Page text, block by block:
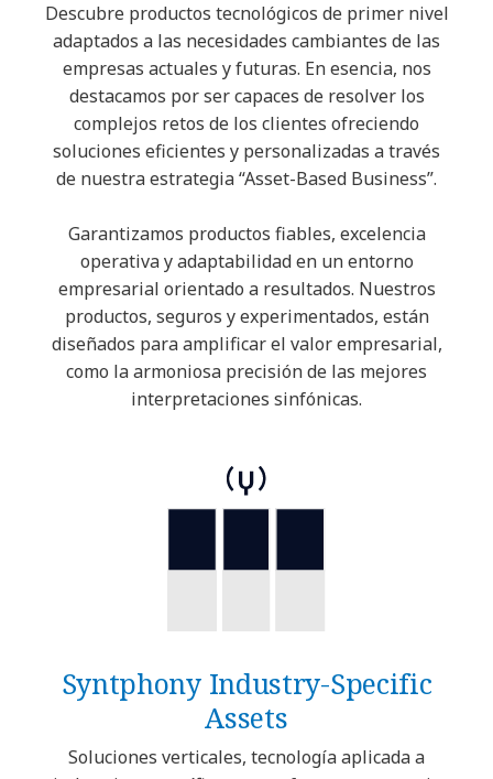
Descubre productos tecnológicos de primer nivel
adaptados a las necesidades cambiantes de las
empresas actuales y futuras. En esencia, nos
destacamos por ser capaces de resolver los
complejos retos de los clientes ofreciendo
soluciones eficientes y personalizadas a través
de nuestra estrategia “Asset-Based Business”.
Garantizamos productos fiables, excelencia
operativa y adaptabilidad en un entorno
empresarial orientado a resultados. Nuestros
productos, seguros y experimentados, están
diseñados para amplificar el valor empresarial,
como la armoniosa precisión de las mejores
interpretaciones sinfónicas.
Syntphony Industry-Specific
Assets
Soluciones verticales, tecnología aplicada a